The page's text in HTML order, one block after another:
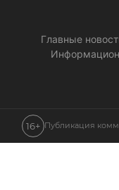
Главные
16+ Публикация